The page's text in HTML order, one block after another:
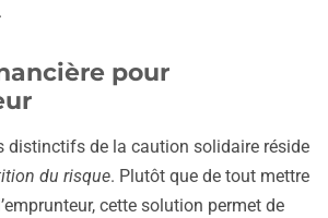
pour
distinctifs de la caution solidaire réside
du risque. Plutôt que de tout mettre
cette solution permet de